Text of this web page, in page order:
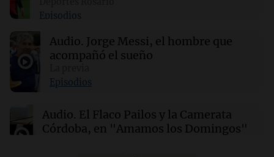
lunes 10 de agosto
00:02 Mundo
Hezly Rivera, campeona olímpica, conquista
su segundo título consecutivo en gimnasia de
EE. UU.
Episodios
Audio. Jorge Messi, el hombre que
acompañó el sueño
Episodios
Audio. El Flaco Pailos y la Camerata
Córdoba, en "Amamos los Domingos"